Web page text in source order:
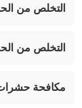
التخلص من
التخلص من
مكافحة